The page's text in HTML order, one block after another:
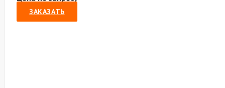
ЗАКАЗАТЬ